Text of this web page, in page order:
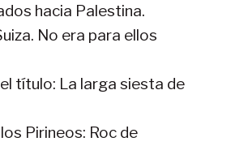
hacia Palestina.
No era para ellos
título: La larga siesta de
Pirineos: Roc de